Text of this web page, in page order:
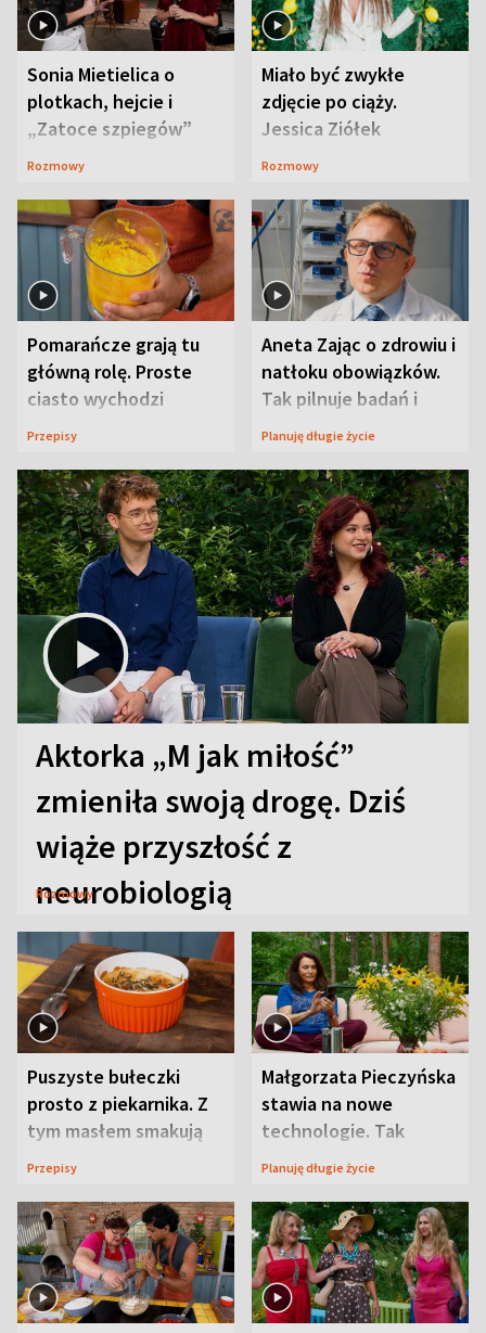
Sonia Mietielica o
plotkach, hejcie i
„Zatoce szpiegów”
Rozmowy
Miało być zwykłe
zdjęcie po ciąży.
Jessica Ziółek
wywołała lawinę
Rozmowy
Pomarańcze grają tu
główną rolę. Proste
ciasto wychodzi
wyjątkowo wilgotne
Przepisy
Aneta Zając o zdrowiu i
natłoku obowiązków.
Tak pilnuje badań i
wizyt
Planuję długie życie
Aktorka „M jak miłość”
zmieniła swoją drogę. Dziś
wiąże przyszłość z
neurobiologią
Rozmowy
Puszyste bułeczki
prosto z piekarnika. Z
tym masłem smakują
jeszcze lepiej
Przepisy
Małgorzata Pieczyńska
stawia na nowe
technologie. Tak
organizuje sprawy
Planuję długie życie